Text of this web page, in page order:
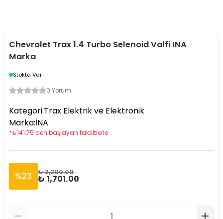
Chevrolet Trax 1.4 Turbo Selenoid Valfi INA
Marka
Stokta Var
0 Yorum
Kategori:Trax Elektrik ve Elektronik
Marka:İNA
*₺141.75 den başlayan taksitlerle
%23 ₺ 2,200.00
₺ 1,701.00